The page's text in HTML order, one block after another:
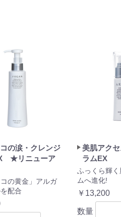
の涙・クレンジ
★リニューア
コの黄金」アルガ
配合
美肌アク
ラムEX
ふっくら輝
ムへ進化!
￥13,200
数量